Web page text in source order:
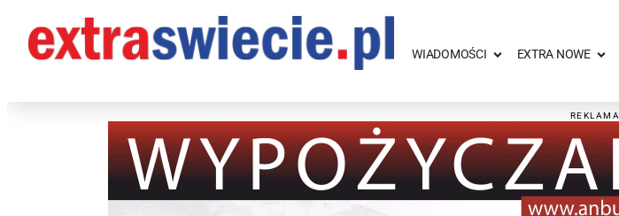
WIADOMOŚCI EXTRA NOWE
REKLAMA